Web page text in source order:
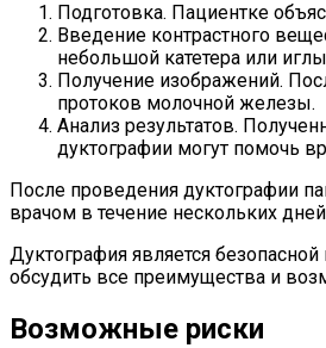
Подготовка. Пациентке
Введение контрастного
небольшой катетера или
Получение изображений.
протоков молочной железы.
Анализ результатов.
дуктографии могут помочь
После проведения дуктографии
врачом в течение нескольких
Дуктография является
обсудить все преимущества и
Возможные риски